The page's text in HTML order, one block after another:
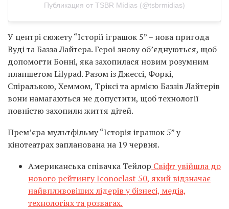
Публикация от TSBR Mídias (@tsbrmidias)
У центрі сюжету “Історії іграшок 5” – нова пригода
Вуді та Базза Лайтера. Герої знову об’єднуються, щоб
допомогти Бонні, яка захопилася новим розумним
планшетом Lilypad. Разом із Джессі, Форкі,
Спіралькою, Хеммом, Тріксі та армією Баззів Лайтерів
вони намагаються не допустити, щоб технології
повністю захопили життя дітей.
Прем’єра мультфільму “Історія іграшок 5” у
кінотеатрах запланована на 19 червня.
Американська співачка Тейлор Свіфт увійшла до
нового рейтингу Iconoclast 50, який відзначає
найвпливовіших лідерів у бізнесі, медіа,
технологіях та розвагах.